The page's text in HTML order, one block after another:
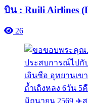
บิน : Ruili Airlines
26